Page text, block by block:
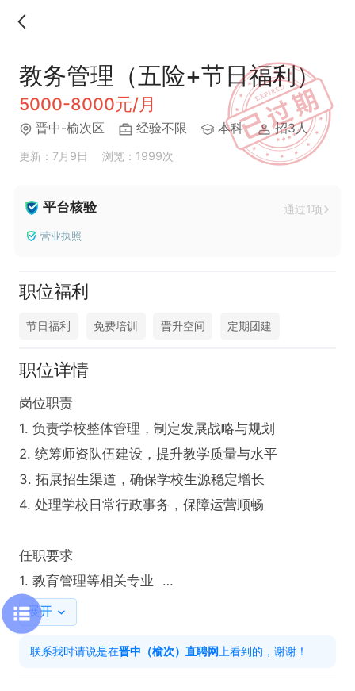
教务管理（五险+节日福利）
5000-8000元/月
晋中-榆次区 经验不限 本科 招3人
更新：7月9日 浏览：1999次
平台核验 通过1项
营业执照
职位福利
节日福利 免费培训 晋升空间 定期团建
职位详情
岗位职责
1. 负责学校整体管理，制定发展战略与规划
2. 统筹师资队伍建设，提升教学质量与水平
3. 拓展招生渠道，确保学校生源稳定增长
4. 处理学校日常行政事务，保障运营顺畅
任职要求
1. 教育管理等相关专业
2.2年以上教育培训行业管理经验
3. 具备出色沟通、团队管理及抗压能力
展开
联系我时请说是在晋中（榆次）直聘网 上看到的，谢谢！